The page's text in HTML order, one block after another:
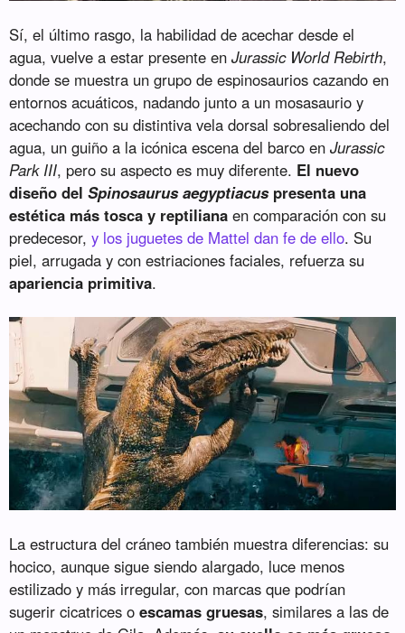
Sí, el último rasgo, la habilidad de acechar desde el
agua, vuelve a estar presente enJurassic World Rebirth,
donde se muestra un grupo de espinosaurios cazando en
entornos acuáticos, nadando junto a un mosasaurio y
acechando con su distintiva vela dorsal sobresaliendo del
agua, un guiño a la icónica escena del barco enJurassic
Park III, pero su aspecto es muy diferente. El nuevo
diseño delSpinosaurus aegyptiacuspresenta una
estética más tosca y reptiliana en comparación con su
predecesor,y los juguetes de Mattel dan fe de ello. Su
piel, arrugada y con estriaciones faciales, refuerza su
apariencia primitiva.
La estructura del cráneo también muestra diferencias: su
hocico, aunque sigue siendo alargado, luce menos
estilizado y más irregular, con marcas que podrían
sugerir cicatrices oescamas gruesas, similares a las de